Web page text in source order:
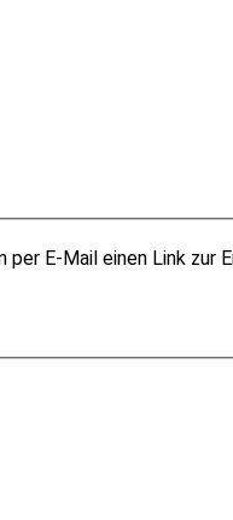
E-Mail einen Link zur